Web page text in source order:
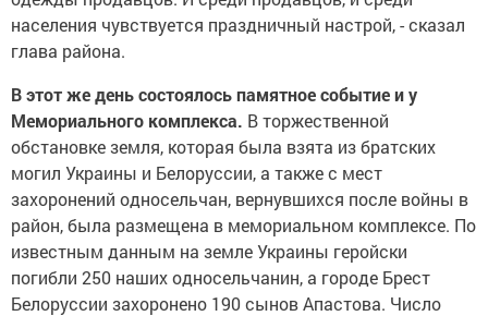
населения чувствуется праздничный настрой, - сказал
глава района.
В этот же день состоялось памятное событие и у
Мемориального комплекса. В торжественной
обстановке земля, которая была взята из братских
могил Украины и Белоруссии, а также с мест
захоронений односельчан, вернувшихся после войны в
район, была размещена в мемориальном комплексе. По
известным данным на земле Украины геройски
погибли 250 наших односельчанин, а городе Брест
Белоруссии захоронено 190 сынов Апастова. Число